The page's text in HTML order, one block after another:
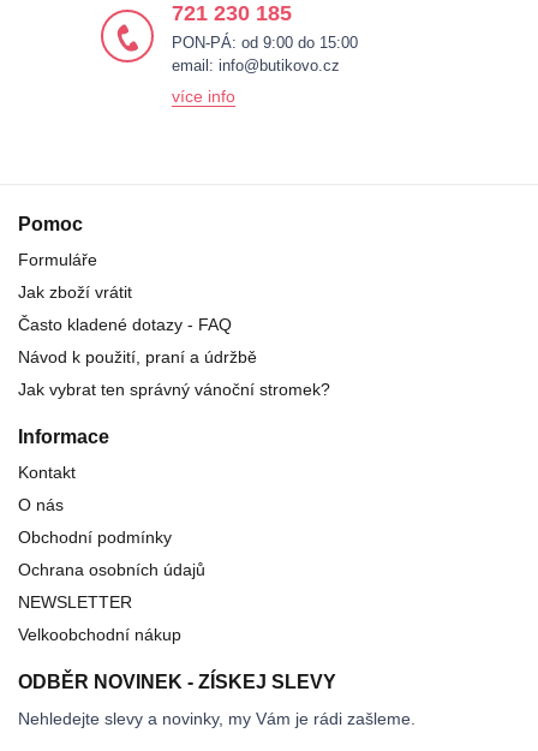
721 230 185
PON-PÁ: od 9:00 do 15:00
email: info@butikovo.cz
více info
Pomoc
Formuláře
Jak zboží vrátit
Často kladené dotazy - FAQ
Návod k použití, praní a údržbě
Jak vybrat ten správný vánoční stromek?
Informace
Kontakt
O nás
Obchodní podmínky
Ochrana osobních údajů
NEWSLETTER
Velkoobchodní nákup
ODBĚR NOVINEK - ZÍSKEJ SLEVY
Nehledejte slevy a novinky, my Vám je rádi zašleme.